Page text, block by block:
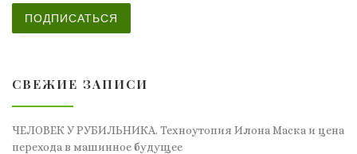
ПОДПИСАТЬСЯ
СВЕЖИЕ ЗАПИСИ
ЧЕЛОВЕК У РУБИЛЬНИКА. Техноутопия Илона Маска и цена
перехода в машинное будущее